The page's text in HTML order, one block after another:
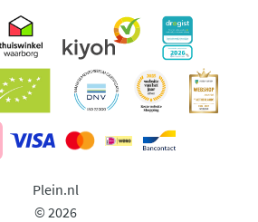
Plein.nl
© 2026